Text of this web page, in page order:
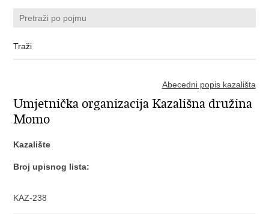
Abecedni popis kazališta
Umjetnička organizacija Kazališna družina
Momo
Kazalište
Broj upisnog lista:
KAZ-238